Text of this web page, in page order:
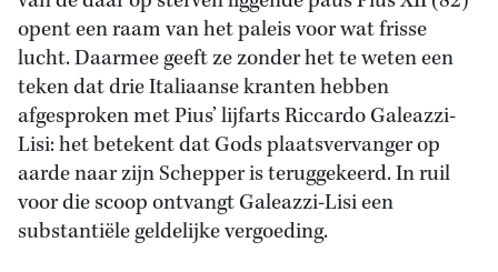
opent een raam van het paleis voor wat frisse
lucht. Daarmee geeft ze zonder het te weten een
teken dat drie Italiaanse kranten hebben
afgesproken met Pius’ lijfarts Riccardo Galeazzi-
Lisi: het betekent dat Gods plaatsvervanger op
aarde naar zijn Schepper is teruggekeerd. In ruil
voor die scoop ontvangt Galeazzi-Lisi een
substantiële geldelijke vergoeding.